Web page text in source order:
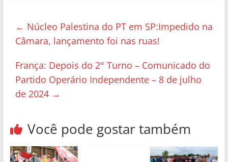
← Núcleo Palestina do PT em SP:Impedido na
Câmara, lançamento foi nas ruas!
França: Depois do 2° Turno – Comunicado do
Partido Operário Independente – 8 de julho
de 2024 →
Você pode gostar também